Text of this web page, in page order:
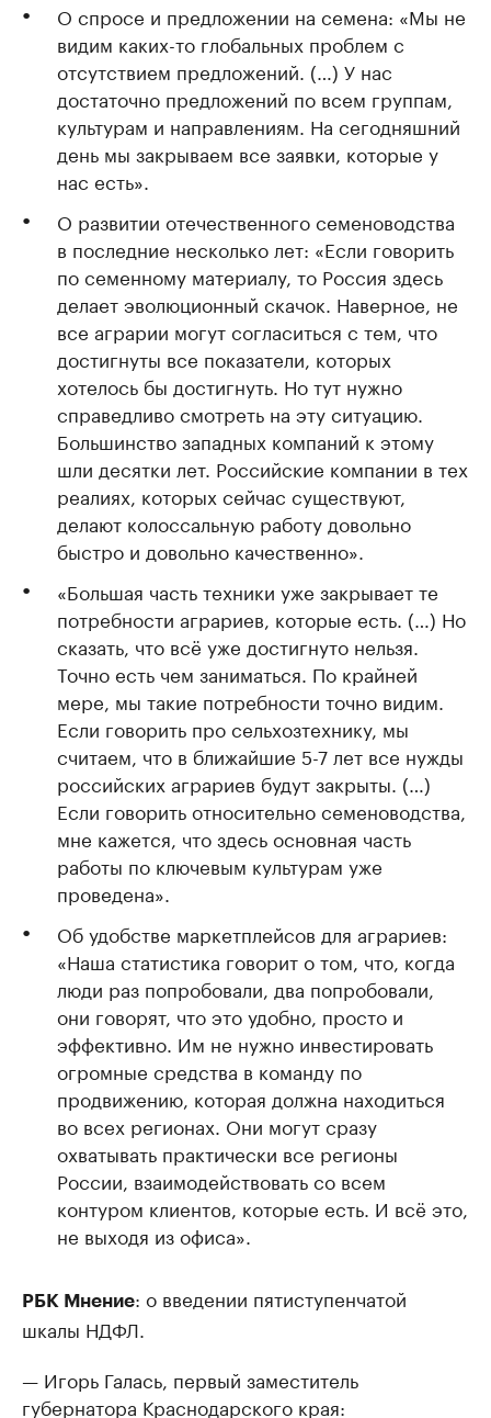
О спросе и предложении на семена: «Мы не
видим каких-то глобальных проблем с
отсутствием предложений. (…) У нас
достаточно предложений по всем группам,
культурам и направлениям. На сегодняшний
день мы закрываем все заявки, которые у
нас есть».
О развитии отечественного семеноводства
в последние несколько лет: «Если говорить
по семенному материалу, то Россия здесь
делает эволюционный скачок. Наверное, не
все аграрии могут согласиться с тем, что
достигнуты все показатели, которых
хотелось бы достигнуть. Но тут нужно
справедливо смотреть на эту ситуацию.
Большинство западных компаний к этому
шли десятки лет. Российские компании в тех
реалиях, которых сейчас существуют,
делают колоссальную работу довольно
быстро и довольно качественно».
«Большая часть техники уже закрывает те
потребности аграриев, которые есть. (…) Но
сказать, что всё уже достигнуто нельзя.
Точно есть чем заниматься. По крайней
мере, мы такие потребности точно видим.
Если говорить про сельхозтехнику, мы
считаем, что в ближайшие 5-7 лет все нужды
российских аграриев будут закрыты. (…)
Если говорить относительно семеноводства,
мне кажется, что здесь основная часть
работы по ключевым культурам уже
проведена».
Об удобстве маркетплейсов для аграриев:
«Наша статистика говорит о том, что, когда
люди раз попробовали, два попробовали,
они говорят, что это удобно, просто и
эффективно. Им не нужно инвестировать
огромные средства в команду по
продвижению, которая должна находиться
во всех регионах. Они могут сразу
охватывать практически все регионы
России, взаимодействовать со всем
контуром клиентов, которые есть. И всё это,
не выходя из офиса».
РБК Мнение: о введении пятиступенчатой
шкалы НДФЛ.
— Игорь Галась, первый заместитель
губернатора Краснодарского края: